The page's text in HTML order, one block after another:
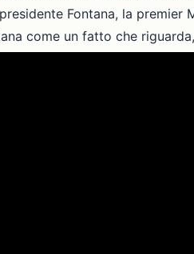
Fontana, la
come un fatto che